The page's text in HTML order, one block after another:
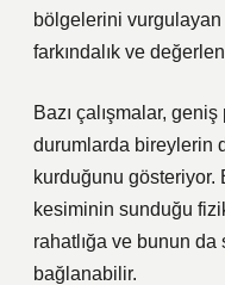
bölgelerini
farkındalık ve
Bazı çalışmalar, geniş
durumlarda bireylerin
kurduğunu
kesiminin sunduğu
rahatlığa ve bunun da
bağlanabilir.